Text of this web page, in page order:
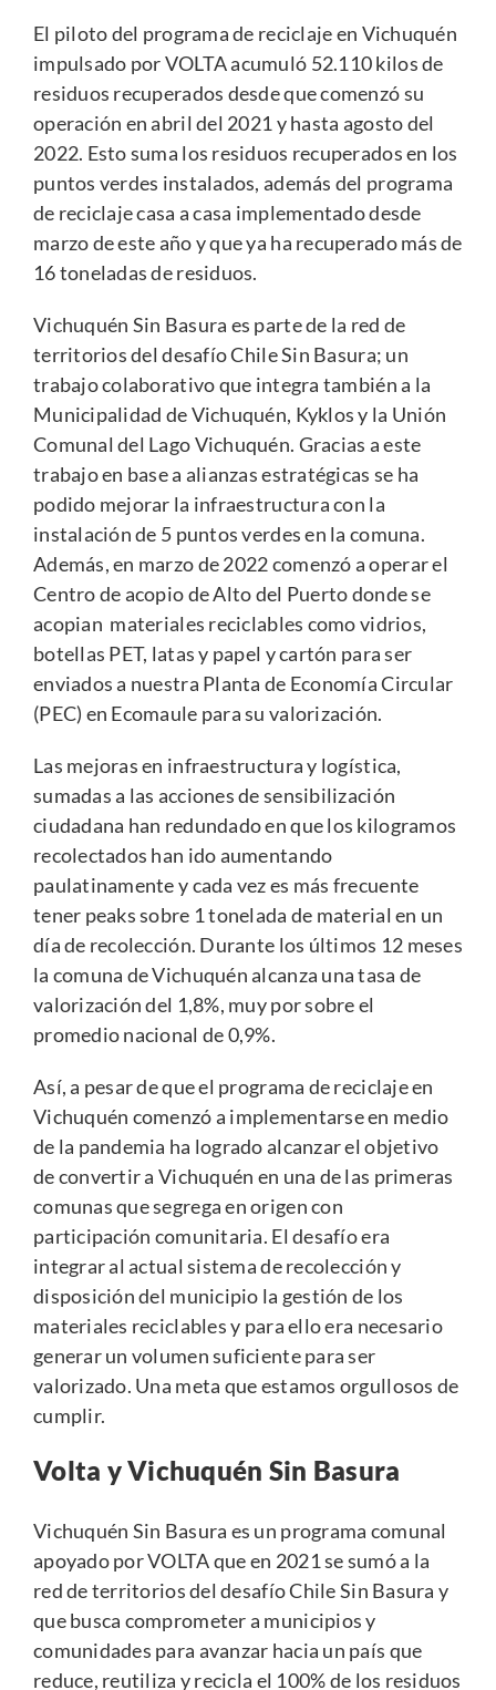
El piloto del programa de reciclaje en Vichuquén
impulsado por VOLTA acumuló 52.110 kilos de
residuos recuperados desde que comenzó su
operación en abril del 2021 y hasta agosto del
2022. Esto suma los residuos recuperados en los
puntos verdes instalados, además del programa
de reciclaje casa a casa implementado desde
marzo de este año y que ya ha recuperado más de
16 toneladas de residuos.
Vichuquén Sin Basura es parte de la red de
territorios del desafíoChile Sin Basura; un
trabajo colaborativo que integra también a la
Municipalidad de Vichuquén, Kyklos y la Unión
Comunal del Lago Vichuquén. Gracias a este
trabajo en base a alianzas estratégicas se ha
podido mejorar la infraestructura con la
instalación de 5 puntos verdes en la comuna.
Además, en marzo de 2022 comenzó a operar el
Centro de acopio de Alto del Puerto donde se
acopian materiales reciclables como vidrios,
botellas PET, latas y papel y cartón para ser
enviados a nuestra Planta de Economía Circular
(PEC) en Ecomaule para su valorización.
Las mejoras en infraestructura y logística,
sumadas a las acciones de sensibilización
ciudadana han redundado en que los kilogramos
recolectados han ido aumentando
paulatinamente y cada vez es más frecuente
tener peaks sobre 1 tonelada de material en un
día de recolección. Durante los últimos 12 meses
la comuna de Vichuquén alcanza una tasa de
valorización del 1,8%, muy por sobre el
promedio nacional de 0,9%.
Así, a pesar de que el programa de reciclaje en
Vichuquén comenzó a implementarse en medio
de la pandemia ha logrado alcanzar el objetivo
de convertir a Vichuquén en una de las primeras
comunas que segrega en origen con
participación comunitaria. El desafío era
integrar al actual sistema de recolección y
disposición del municipio la gestión de los
materiales reciclables y para ello era necesario
generar un volumen suficiente para ser
valorizado. Una meta que estamos orgullosos de
cumplir.
Volta y Vichuquén Sin Basura
Vichuquén Sin Basura es un programa comunal
apoyado por VOLTA que en 2021 se sumó a la
red de territorios del desafíoChile Sin Basura y
que busca comprometer a municipios y
comunidades para avanzar hacia un país que
reduce, reutiliza y recicla el 100% de los residuos